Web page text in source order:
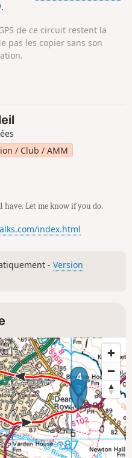
.
de ce circuit restent la
pas les copier sans son
/ Club / AMM
have. Let me know if you do.
index.html
-Version
3
4